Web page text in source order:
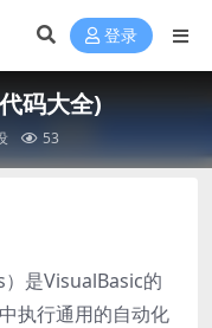
登录
码大全)
53
是VisualBasic的
执行通用的自动化